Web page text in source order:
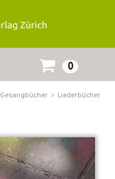
0
Gesangbücher
Liederbücher